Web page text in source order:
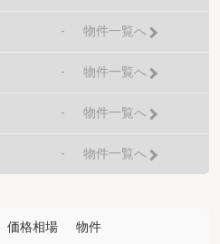
- 物件一覧へ
- 物件一覧へ
- 物件一覧へ
- 物件一覧へ
価格相場 物件